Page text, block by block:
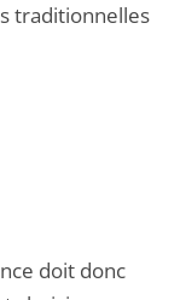
traditionnelles
doit donc